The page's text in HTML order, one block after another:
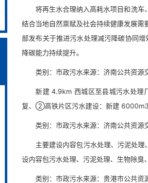
将再生水合理纳入高耗水项目和洗车、
结合当地自然禀赋及社会持续健康发展
部发布关于推进污水处理减污降碳协同
降碳能力持续提升。
类别：市政污水来源：济南公共资源
新建 4.9km 西城区至县城污水处理
复、②高铁片区污水建设：新建
类别：市政污水来源：济南公共资源
主要建设内容包污水处理、污泥处理
设内容包污水处理、污泥处理、生物除臭
类别：市政污水来源：贵港市公共资